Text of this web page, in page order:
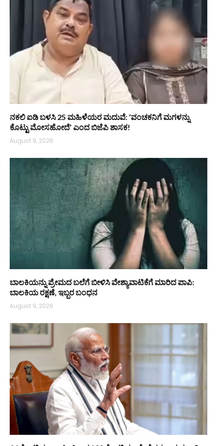
ನಕಲಿ ಐಡಿ ಬಳಸಿ 25 ಮಹಿಳೆಯರ ಮದುವೆ: ‘ವಂಚಕನಿಗೆ ಮಗಳನ್ನು
ಕೊಟ್ಟು ಮೋಸಹೋದೆ’ ಎಂದ ಬಿಜೆಪಿ ಶಾಸಕ!
August 9, 2026
ಬಾಲಕಿಯನ್ನು ಪ್ರೇಮದ ಬಲೆಗೆ ಬೀಳಿಸಿ ವೇಶ್ಯಾವಾಟಿಕೆಗೆ ಮಾರಿದ ಪಾಪಿ:
ಬಾಲಕಿಯ ರಕ್ಷಣೆ, ಇಬ್ಬರ ಬಂಧನ
August 9, 2026